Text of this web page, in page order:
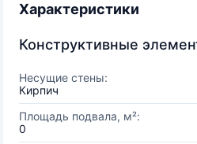
Характеристики
Конструктивные
Несущие стены:
Кирпич
Площадь подвала, м²:
0